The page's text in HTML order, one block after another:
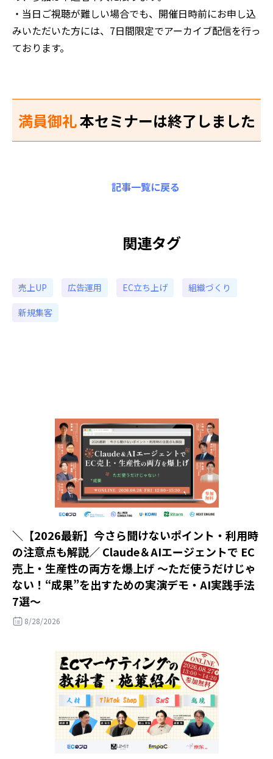
・当日ご視聴が難しい場合でも、開催日時前にお申し込
みいただいた方には、7日間限定でアーカイブ配信を行っ
ております。
満員御礼本セミナーは終了しました
記事一覧に戻る
関連タグ
売上UP 広告運用 EC立ち上げ 組織づくり
新規集客
＼【2026最新】今さら聞けないポイント・利用時
の注意点も解説／ Claude＆AIエージェントで EC
売上・生産性の両方を爆上げ ～ただ使うだけじゃ
ない！“成果”を出すための実演デモ・AI実践手法
7選～
8/28/2026